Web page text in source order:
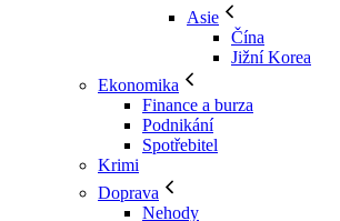
Asie
Čína
Jižní Korea
Ekonomika
Finance a burza
Podnikání
Spotřebitel
Krimi
Doprava
Nehody